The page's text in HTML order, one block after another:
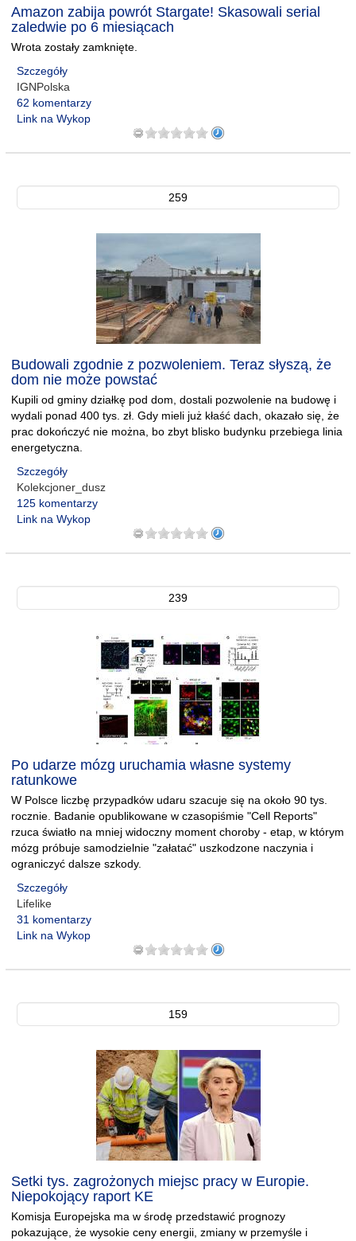
Amazon zabija powrót Stargate! Skasowali serial
zaledwie po 6 miesiącach
Wrota zostały zamknięte.
Szczegóły
IGNPolska
62 komentarzy
Link na Wykop
259
Budowali zgodnie z pozwoleniem. Teraz słyszą, że
dom nie może powstać
Kupili od gminy działkę pod dom, dostali pozwolenie na budowę i
wydali ponad 400 tys. zł. Gdy mieli już kłaść dach, okazało się, że
prac dokończyć nie można, bo zbyt blisko budynku przebiega linia
energetyczna.
Szczegóły
Kolekcjoner_dusz
125 komentarzy
Link na Wykop
239
Po udarze mózg uruchamia własne systemy
ratunkowe
W Polsce liczbę przypadków udaru szacuje się na około 90 tys.
rocznie. Badanie opublikowane w czasopiśmie "Cell Reports"
rzuca światło na mniej widoczny moment choroby - etap, w którym
mózg próbuje samodzielnie "załatać" uszkodzone naczynia i
ograniczyć dalsze szkody.
Szczegóły
Lifelike
31 komentarzy
Link na Wykop
159
Setki tys. zagrożonych miejsc pracy w Europie.
Niepokojący raport KE
Komisja Europejska ma w środę przedstawić prognozy
pokazujące, że wysokie ceny energii, zmiany w przemyśle i